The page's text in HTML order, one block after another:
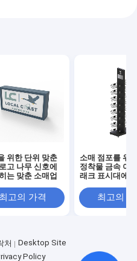
위한 단위 맞춘
고 나무 신호에
는 맞춘 소매업
최고의 가격
소매 점포를 위
정착물 금속 야
래크 표시대에
최고의
처
Desktop Site
Policy